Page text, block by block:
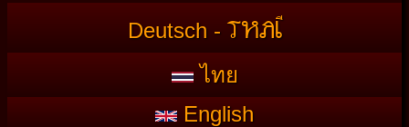
Deutsch - THAI
ไทย
English